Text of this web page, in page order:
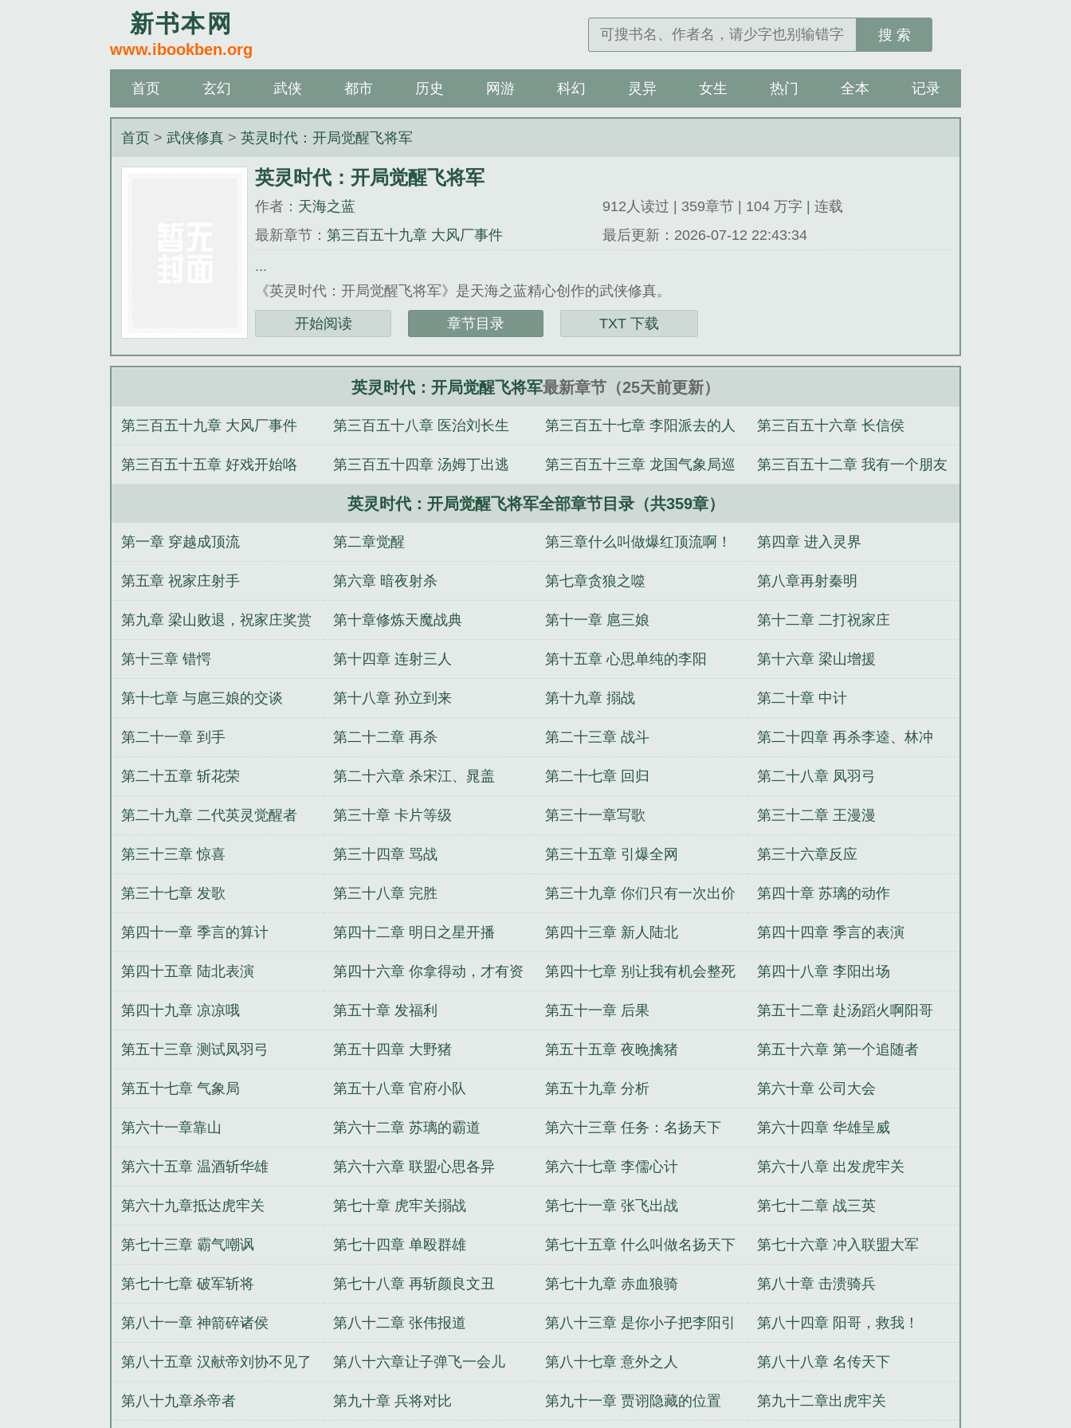
新书本网
www.ibookben.org
搜 索
首页 玄幻 武侠 都市 历史 网游 科幻 灵异 女生 热门 全本 记录
首页 >武侠修真 >英灵时代：开局觉醒飞将军
英灵时代：开局觉醒飞将军
作者： 天海之蓝
912人读过 | 359章节 | 104 万字 | 连载
最新章节：第三百五十九章 大风厂事件
最后更新：2026-07-12 22:43:34
...
《英灵时代：开局觉醒飞将军》是天海之蓝精心创作的武侠修真。
开始阅读 章节目录 TXT 下载
英灵时代：开局觉醒飞将军最新章节（25天前更新）
第三百五十九章 大风厂事件 第三百五十八章 医治刘长生 第三百五十七章 李阳派去的人 第三百五十六章 长信侯
第三百五十五章 好戏开始咯 第三百五十四章 汤姆丁出逃 第三百五十三章 龙国气象局巡
察使
第三百五十二章 我有一个朋友
英灵时代：开局觉醒飞将军全部章节目录（共359章）
第一章 穿越成顶流 第二章觉醒 第三章什么叫做爆红顶流啊！ 第四章 进入灵界
第五章 祝家庄射手 第六章 暗夜射杀 第七章贪狼之噬 第八章再射秦明
第九章 梁山败退，祝家庄奖赏 第十章修炼天魔战典 第十一章 扈三娘 第十二章 二打祝家庄
第十三章 错愕 第十四章 连射三人 第十五章 心思单纯的李阳 第十六章 梁山增援
第十七章 与扈三娘的交谈 第十八章 孙立到来 第十九章 搦战 第二十章 中计
第二十一章 到手 第二十二章 再杀 第二十三章 战斗 第二十四章 再杀李逵、林冲
第二十五章 斩花荣 第二十六章 杀宋江、晁盖 第二十七章 回归 第二十八章 凤羽弓
第二十九章 二代英灵觉醒者 第三十章 卡片等级 第三十一章写歌 第三十二章 王漫漫
第三十三章 惊喜 第三十四章 骂战 第三十五章 引爆全网 第三十六章反应
第三十七章 发歌 第三十八章 完胜 第三十九章 你们只有一次出价
机会
第四十章 苏璃的动作
第四十一章 季言的算计 第四十二章 明日之星开播 第四十三章 新人陆北 第四十四章 季言的表演
第四十五章 陆北表演 第四十六章 你拿得动，才有资
格点评我
第四十七章 别让我有机会整死
你
第四十八章 李阳出场
第四十九章 凉凉哦 第五十章 发福利 第五十一章 后果 第五十二章 赴汤蹈火啊阳哥
第五十三章 测试凤羽弓 第五十四章 大野猪 第五十五章 夜晚擒猪 第五十六章 第一个追随者
第五十七章 气象局 第五十八章 官府小队 第五十九章 分析 第六十章 公司大会
第六十一章靠山 第六十二章 苏璃的霸道 第六十三章 任务：名扬天下 第六十四章 华雄呈威
第六十五章 温酒斩华雄 第六十六章 联盟心思各异 第六十七章 李儒心计 第六十八章 出发虎牢关
第六十九章抵达虎牢关 第七十章 虎牢关搦战 第七十一章 张飞出战 第七十二章 战三英
第七十三章 霸气嘲讽 第七十四章 单殴群雄 第七十五章 什么叫做名扬天下
啊！
第七十六章 冲入联盟大军
第七十七章 破军斩将 第七十八章 再斩颜良文丑 第七十九章 赤血狼骑 第八十章 击溃骑兵
第八十一章 神箭碎诸侯 第八十二章 张伟报道 第八十三章 是你小子把李阳引
过来的
第八十四章 阳哥，救我！
第八十五章 汉献帝刘协不见了 第八十六章让子弹飞一会儿 第八十七章 意外之人 第八十八章 名传天下
第八十九章杀帝者 第九十章 兵将对比 第九十一章 贾诩隐藏的位置 第九十二章出虎牢关